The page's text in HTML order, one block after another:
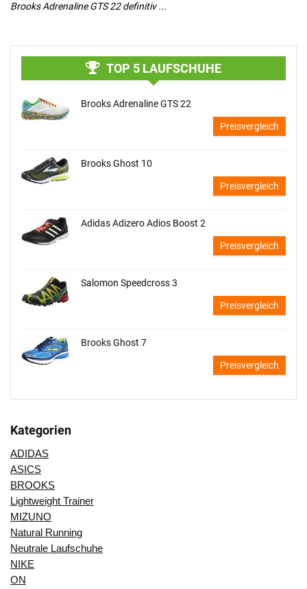
Brooks Adrenaline GTS 22 definitiv ...
TOP 5 LAUFSCHUHE
Brooks Adrenaline GTS 22
Preisvergleich
Brooks Ghost 10
Preisvergleich
Adidas Adizero Adios Boost 2
Preisvergleich
Salomon Speedcross 3
Preisvergleich
Brooks Ghost 7
Preisvergleich
Kategorien
ADIDAS
ASICS
BROOKS
Lightweight Trainer
MIZUNO
Natural Running
Neutrale Laufschuhe
NIKE
ON